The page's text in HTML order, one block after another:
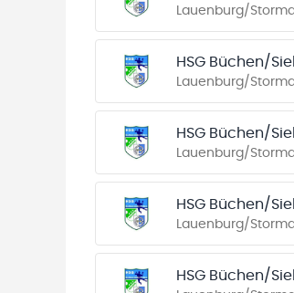
Lauenburg/
HSG Büchen/
Lauenburg/
HSG Büchen/
Lauenburg/
HSG Büchen/
Lauenburg/
HSG Büchen/